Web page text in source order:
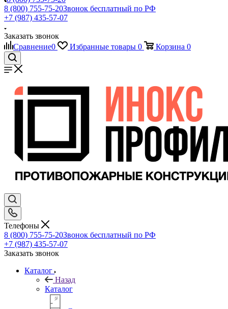
8 (800) 755-75-20Звонок бесплатный по РФ
+7 (987) 435-57-07
Заказать звонок
Сравнение0 Избранные товары 0 Корзина 0
Телефоны
8 (800) 755-75-20Звонок бесплатный по РФ
+7 (987) 435-57-07
Заказать звонок
Каталог
Назад
Каталог